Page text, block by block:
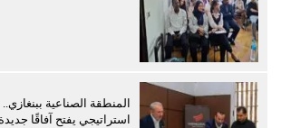
المنطقة الصناعية
استراتيجي يفتح آفاقًا جديدة